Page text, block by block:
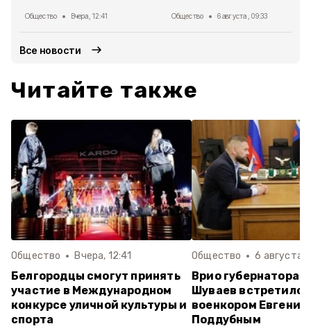
Общество Вчера, 12:41 Общество 6 августа , 09:33
Все новости
Читайте также
Общество Вчера, 12:41
Белгородцы смогут принять
участие в Международном
конкурсе уличной культуры и
спорта
Общество 6 августа ,
Врио губернатора
Шуваев
военкором
Поддубным